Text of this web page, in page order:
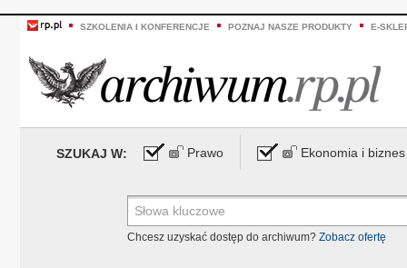
SZKOLENIA I KONFERENCJE POZNAJ NASZE PRODUKTY E-
SZUKAJ W: Prawo Ekonomia i biznes
Chcesz uzyskać dostęp do archiwum? Zobacz ofertę